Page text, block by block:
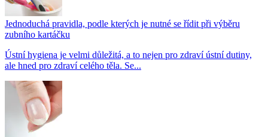
Jednoduchá pravidla, podle kterých je nutné se řídit při výběru
zubního kartáčku
Ústní hygiena je velmi důležitá, a to nejen pro zdraví ústní dutiny,
ale hned pro zdraví celého těla. Se...